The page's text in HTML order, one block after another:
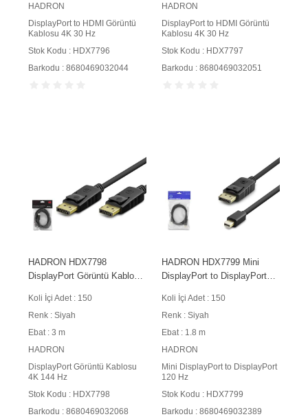
HADRON
DisplayPort to HDMI Görüntü
Kablosu 4K 30 Hz
Stok Kodu : HDX7796
Barkodu : 8680469032044
HADRON
DisplayPort to HDMI Görüntü
Kablosu 4K 30 Hz
Stok Kodu : HDX7797
Barkodu : 8680469032051
HADRON HDX7798
DisplayPort Görüntü Kablosu
Koli İçi Adet : 150
Renk : Siyah
Ebat : 3 m
HADRON
DisplayPort Görüntü Kablosu
4K 144 Hz
Stok Kodu : HDX7798
Barkodu : 8680469032068
HADRON HDX7799 Mini
DisplayPort to DisplayPort
m Siyah
Koli İçi Adet : 150
Renk : Siyah
Ebat : 1.8 m
HADRON
Mini DisplayPort to DisplayPort
120 Hz
Stok Kodu : HDX7799
Barkodu : 8680469032389